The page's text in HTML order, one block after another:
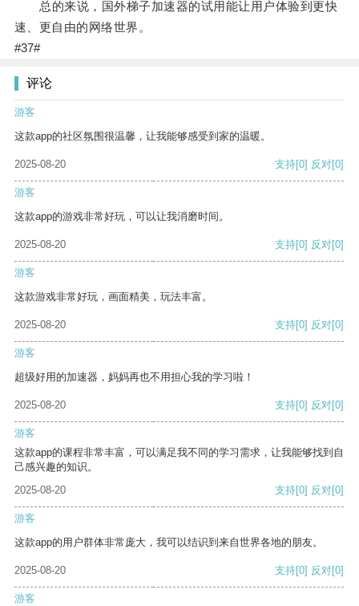
总的来说，国外梯子加速器的试用能让用户体验到更快
速、更自由的网络世界。
#37#
评论
游客
这款app的社区氛围很温馨，让我能够感受到家的温暖。
2025-08-20 支持[0] 反对[0]
游客
这款app的游戏非常好玩，可以让我消磨时间。
2025-08-20 支持[0] 反对[0]
游客
这款游戏非常好玩，画面精美，玩法丰富。
2025-08-20 支持[0] 反对[0]
游客
超级好用的加速器，妈妈再也不用担心我的学习啦！
2025-08-20 支持[0] 反对[0]
游客
这款app的课程非常丰富，可以满足我不同的学习需求，让我能够找到自
己感兴趣的知识。
2025-08-20
支持[0] 反对[0]
游客
这款app的用户群体非常庞大，我可以结识到来自世界各地的朋友。
2025-08-20 支持[0] 反对[0]
游客